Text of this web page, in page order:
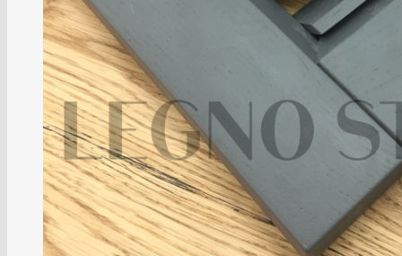
Коллекция NICOLA
Коллекция MARSEL